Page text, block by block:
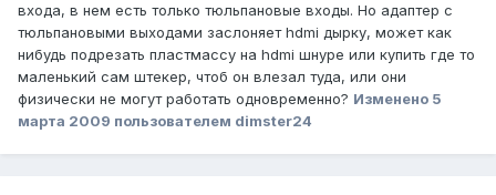
входа, в нем есть только тюльпановые входы. Но адаптер с
тюльпановыми выходами заслоняет hdmi дырку, может как
нибудь подрезать пластмассу на hdmi шнуре или купить где то
маленький сам штекер, чтоб он влезал туда, или они
физически не могут работать одновременно? Изменено 5
марта 2009 пользователем dimster24